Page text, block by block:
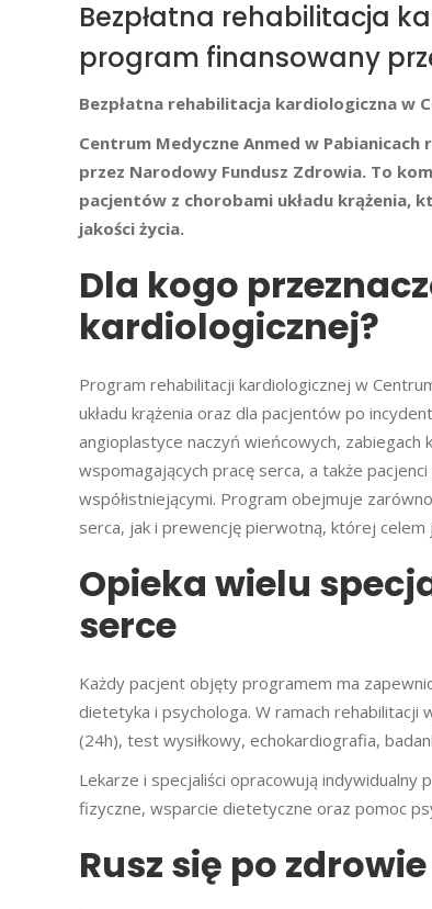
Bezpłatna rehabilitacja
program finansowany
Bezpłatna rehabilitacja kardiologiczna w
Centrum Medyczne Anmed w
przez Narodowy Fundusz Zdrowia. To
pacjentów z chorobami układu krążenia,
jakości życia.
Dla kogo
kardiologicznej?
Program rehabilitacji kardiologicznej w
układu krążenia oraz dla pacjentów po
angioplastyce naczyń wieńcowych, zabiegach
wspomagających pracę serca, a także
współistniejącymi. Program obejmuje
serca, jak i prewencję pierwotną, której
Opieka wielu
serce
Każdy pacjent objęty programem ma
dietetyka i psychologa. W ramach rehabilitacji
(24h), test wysiłkowy, echokardiografia,
Lekarze i specjaliści opracowują
fizyczne, wsparcie dietetyczne oraz pomoc
Rusz się po